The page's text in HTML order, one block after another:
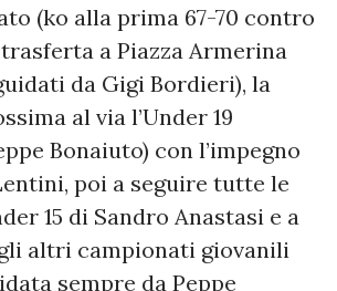
(ko alla prima 67-70 contro
a Piazza Armerina
da Gigi Bordieri), la
al via l’Under 19
Bonaiuto) con l’impegno
poi a seguire tutte le
15 di Sandro Anastasi e a
altri campionati giovanili
sempre da Peppe